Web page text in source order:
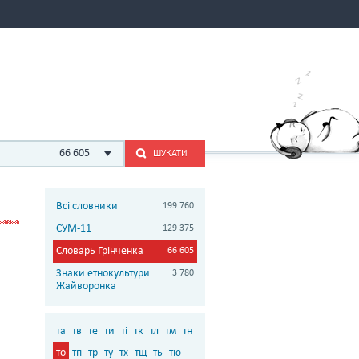
66 605 ШУКАТИ
Всі словники 199 760
СУМ-11 129 375
Словарь Грінченка 66 605
Знаки етнокультури
Жайворонка
3 780
та тв те ти ті тк тл тм тн
то тп тр ту тх тщ ть тю